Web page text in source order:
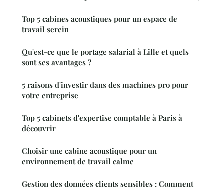
Top 5 cabines acoustiques pour un espace de
travail serein
Qu'est-ce que le portage salarial à Lille et quels
sont ses avantages ?
5 raisons d'investir dans des machines pro pour
votre entreprise
Top 5 cabinets d'expertise comptable à Paris à
découvrir
Choisir une cabine acoustique pour un
environnement de travail calme
Gestion des données clients sensibles : Comment